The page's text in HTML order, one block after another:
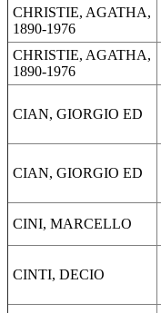
CHRISTIE, AGATHA,
1890-1976
CHRISTIE, AGATHA,
1890-1976
CIAN, GIORGIO ED
CIAN, GIORGIO ED
CINI, MARCELLO
CINTI, DECIO